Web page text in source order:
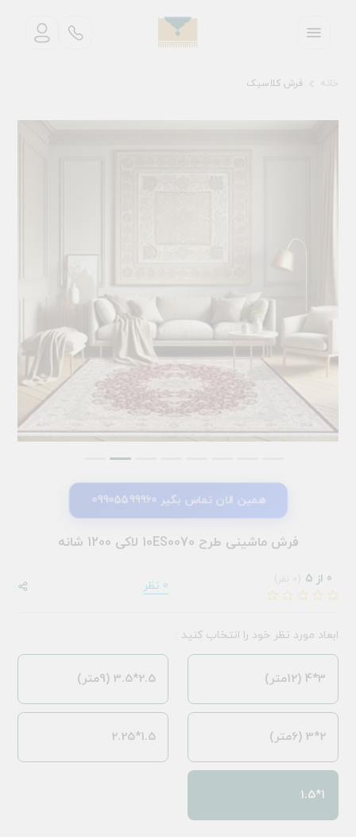
خانه فرش کلاسیک
همین الان تماس بگیر 09905599960
فرش ماشینی طرح 10ES0070 لاکی 1200 شانه
0 از 5 0 نظر
ابعاد مورد نظر خود را انتخاب کنید :
3*4 (12متر) 2.5*3.5 (9متر)
2*3 (6متر) 1.5*2.25
1*1.5